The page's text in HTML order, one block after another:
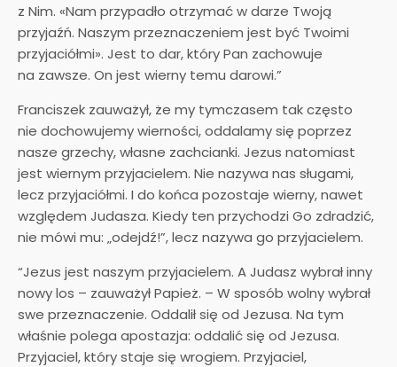
z Nim. «Nam przypadło otrzymać w darze Twoją
przyjaźń. Naszym przeznaczeniem jest być Twoimi
przyjaciółmi». Jest to dar, który Pan zachowuje
na zawsze. On jest wierny temu darowi.”
Franciszek zauważył, że my tymczasem tak często
nie dochowujemy wierności, oddalamy się poprzez
nasze grzechy, własne zachcianki. Jezus natomiast
jest wiernym przyjacielem. Nie nazywa nas sługami,
lecz przyjaciółmi. I do końca pozostaje wierny, nawet
względem Judasza. Kiedy ten przychodzi Go zdradzić,
nie mówi mu: „odejdź!”, lecz nazywa go przyjacielem.
“Jezus jest naszym przyjacielem. A Judasz wybrał inny
nowy los – zauważył Papież. – W sposób wolny wybrał
swe przeznaczenie. Oddalił się od Jezusa. Na tym
właśnie polega apostazja: oddalić się od Jezusa.
Przyjaciel, który staje się wrogiem. Przyjaciel,